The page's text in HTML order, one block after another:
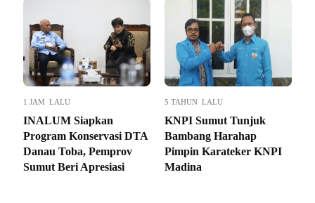
1 JAM LALU
INALUM Siapkan
Program Konservasi DTA
Danau Toba, Pemprov
Sumut Beri Apresiasi
5 TAHUN LALU
KNPI Sumut Tunjuk
Bambang Harahap
Pimpin Karateker KNPI
Madina